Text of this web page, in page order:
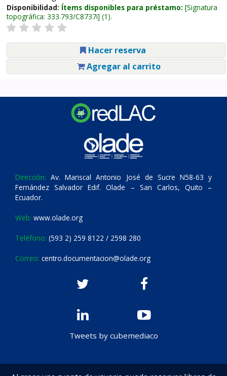
Disponibilidad: Ítems disponibles para préstamo: Signatura
topográfica: 333.793/C8737i (1).
Hacer reserva
Agregar al carrito
Dirección: Av. Mariscal Antonio José de Sucre N58-63 y
Fernández Salvador Edif. Olade – San Carlos, Quito –
Ecuador.
Web: www.olade.org
Teléfono: (593 2) 259 8122 / 2598 280
Correo: centro.documentacion@olade.org
Tweets by cubemediaco